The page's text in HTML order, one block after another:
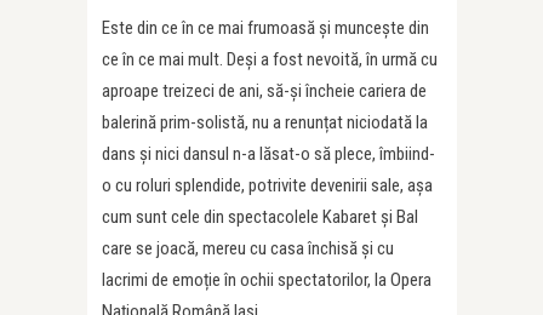
Este din ce în ce mai frumoasă și muncește din
ce în ce mai mult. Deși a fost nevoită, în urmă cu
aproape treizeci de ani, să-și încheie cariera de
balerină prim-solistă, nu a renunțat niciodată la
dans și nici dansul n-a lăsat-o să plece, îmbiind-
o cu roluri splendide, potrivite devenirii sale, așa
cum sunt cele din spectacolele Kabaret și Bal
care se joacă, mereu cu casa închisă și cu
lacrimi de emoție în ochii spectatorilor, la Opera